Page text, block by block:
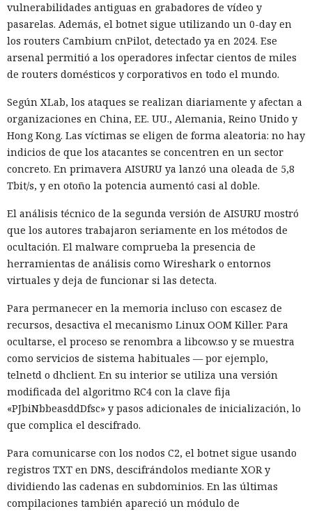
vulnerabilidades antiguas en grabadores de vídeo y
pasarelas. Además, el botnet sigue utilizando un 0-day en
los routers Cambium cnPilot, detectado ya en 2024. Ese
arsenal permitió a los operadores infectar cientos de miles
de routers domésticos y corporativos en todo el mundo.
Según XLab, los ataques se realizan diariamente y afectan a
organizaciones en China, EE. UU., Alemania, Reino Unido y
Hong Kong. Las víctimas se eligen de forma aleatoria: no hay
indicios de que los atacantes se concentren en un sector
concreto. En primavera AISURU ya lanzó una oleada de 5,8
Tbit/s, y en otoño la potencia aumentó casi al doble.
El análisis técnico de la segunda versión de AISURU mostró
que los autores trabajaron seriamente en los métodos de
ocultación. El malware comprueba la presencia de
herramientas de análisis como Wireshark o entornos
virtuales y deja de funcionar si las detecta.
Para permanecer en la memoria incluso con escasez de
recursos, desactiva el mecanismo Linux OOM Killer. Para
ocultarse, el proceso se renombra a libcow.so y se muestra
como servicios de sistema habituales — por ejemplo,
telnetd o dhclient. En su interior se utiliza una versión
modificada del algoritmo RC4 con la clave fija
«PJbiNbbeasddDfsc» y pasos adicionales de inicialización, lo
que complica el descifrado.
Para comunicarse con los nodos C2, el botnet sigue usando
registros TXT en DNS, descifrándolos mediante XOR y
dividiendo las cadenas en subdominios. En las últimas
compilaciones también apareció un módulo de